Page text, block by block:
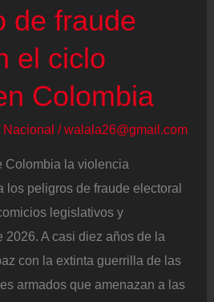
de fraude
el ciclo
Colombia
Nacional /walala26@gmail.com
Colombia la violencia
los peligros de fraude electoral
legislativos y
2026. A casi diez años de la
con la extinta guerrilla de las
armados que amenazan a las